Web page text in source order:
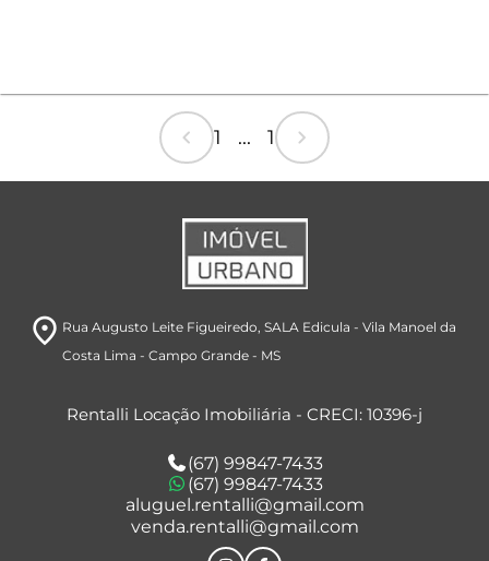
chevron_left 1 ... 1 chevron_right
room Rua Augusto Leite Figueiredo, SALA Edicula - Vila Manoel da
Costa Lima - Campo Grande- MS
Rentalli Locação Imobiliária - CRECI: 10396-j
(67) 99847-7433
(67) 99847-7433
aluguel.rentalli@gmail.com
venda.rentalli@gmail.com